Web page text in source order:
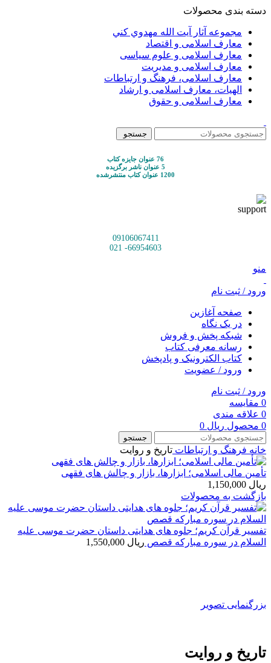
دسته بندی محصولات
مجموعه آثار آيت الله مهدوي كني
معارف اسلامی و اقتصاد
معارف اسلامی و علوم سیاسی
معارف اسلامی و مدیریت
معارف اسلامی، فرهنگ و ارتباطات
الهیات، معارف اسلامی و ارشاد
معارف اسلامی و حقوق
جستجو
76 عنوان جایزه کتاب
5 عنوان ناشر برگزیده
1200 عنوان کتاب منتشرشده
09106067411
66954603- 021
منو
ورود / ثبت نام
صفحه آغازین
در یک نگاه
شبکه پخش و فروش
رسانه معرفی کتاب
کتاب الکترونیک و پادپخش
ورود / عضویت
ورود / ثبت نام
0 مقایسه
0 علاقه مندی
0 محصول ریال
جستجو
خانه فرهنگ و ارتباطات تاریخ و روایت
تأمین مالی اسلامی؛ ابزارها، بازار و چالش های فقهی
ریال
بازگشت به محصولات
تفسیر قرآن کریم؛ جلوه های هدایتی داستان حضرت موسی علیه
السلام در سوره مبارکه قصص ریال
بزرگنمایی تصویر
تاریخ و روایت